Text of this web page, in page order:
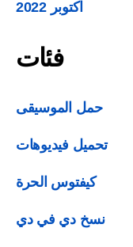
اكتوبر 2022
فئات
حمل الموسيقى
تحميل فيديوهات
كيفتوس الحرة
نسخ دي في دي